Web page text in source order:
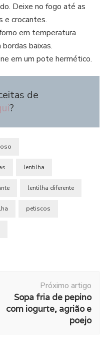
Deixe no fogo até as
e crocantes.
em temperatura
baixas.
em um pote hermético.
de
?
lentilha
lentilha diferente
petiscos
Próximo artigo
Sopa fria de pepino
com iogurte, agrião e
poejo